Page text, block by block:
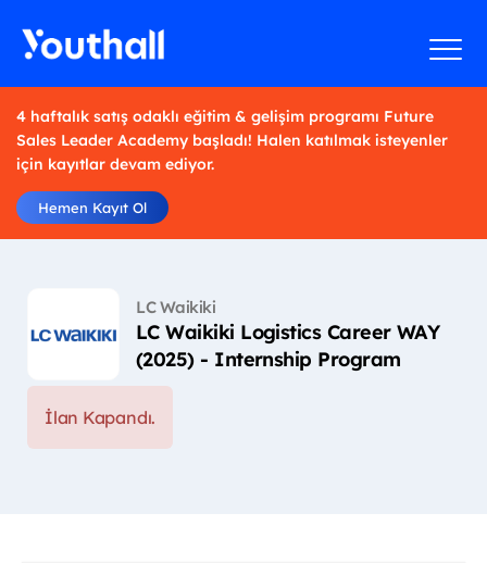
4 haftalık satış odaklı eğitim & gelişim programı Future
Sales Leader Academy başladı! Halen katılmak isteyenler
için kayıtlar devam ediyor.
Hemen Kayıt Ol
LC Waikiki
LC Waikiki Logistics Career WAY
(2025) - Internship Program
İlan Kapandı.